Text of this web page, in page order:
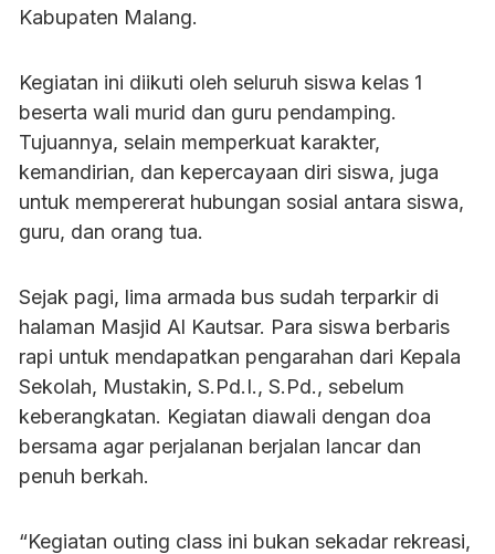
Kabupaten Malang.
Kegiatan ini diikuti oleh seluruh siswa kelas 1
beserta wali murid dan guru pendamping.
Tujuannya, selain memperkuat karakter,
kemandirian, dan kepercayaan diri siswa, juga
untuk mempererat hubungan sosial antara siswa,
guru, dan orang tua.
Sejak pagi, lima armada bus sudah terparkir di
halaman Masjid Al Kautsar. Para siswa berbaris
rapi untuk mendapatkan pengarahan dari Kepala
Sekolah, Mustakin, S.Pd.I., S.Pd., sebelum
keberangkatan. Kegiatan diawali dengan doa
bersama agar perjalanan berjalan lancar dan
penuh berkah.
“Kegiatan outing class ini bukan sekadar rekreasi,